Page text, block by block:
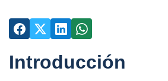
Introducción